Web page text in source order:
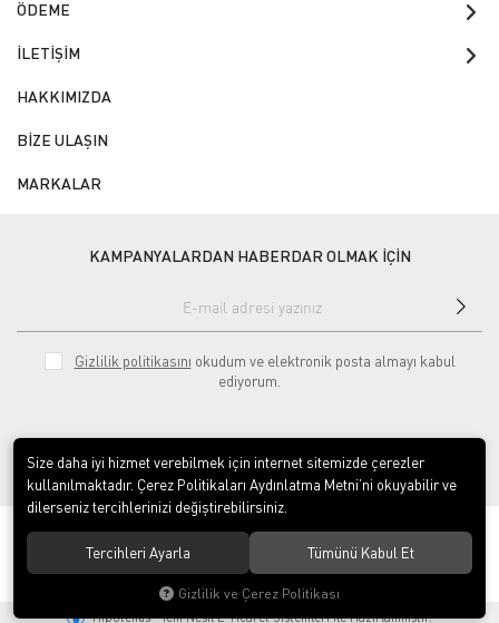
ÖDEME
İLETİŞİM
HAKKIMIZDA
BİZE ULAŞIN
MARKALAR
KAMPANYALARDAN HABERDAR OLMAK İÇİN
Gizlilik politikasını okudum ve elektronik posta almayı kabul
ediyorum.
© 2020ÇINAR ENDÜSTRİYEL MUTFAK LTD.ŞTİ.. Tüm hakları saklıdır.
Hipotenüs Yeni Nesil E-Ticaret Sistemleri ile Hazırlanmıştır.
Size daha iyi hizmet verebilmek için internet sitemizde çerezler
kullanılmaktadır. Çerez Politikaları Aydınlatma Metni’ni okuyabilir ve
dilerseniz tercihlerinizi değiştirebilirsiniz.
Tercihleri Ayarla Tümünü Kabul Et
Gizlilik ve Çerez Politikası